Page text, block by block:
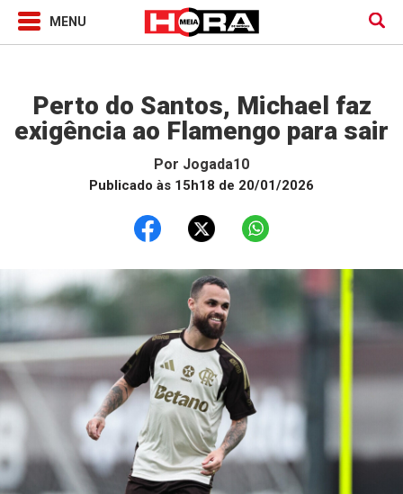
Perto do Santos, Michael faz
exigência ao Flamengo para sair
Por Jogada10
Publicado às 15h18 de 20/01/2026